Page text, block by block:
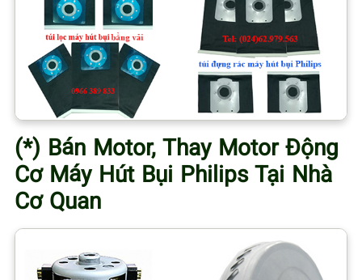
(*) Bán Motor, Thay Motor Động
Cơ Máy Hút Bụi Philips Tại Nhà
Cơ Quan